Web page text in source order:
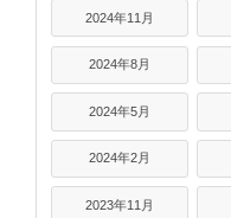
2024年11月
2024年8月
2024年5月
2024年2月
2023年11月